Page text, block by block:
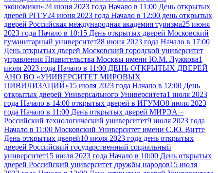
экономики»24 июня 2023 года Начало в 11:00 День открытых
дверей РГГУ24 июня 2023 года Начало в 12:00 день открытых
дверей Российская международная академия туризма25 июня
2023 года Начало в 10:15 День открытых дверей Московский
гуманитарный университет28 июня 2023 года Начало в 17:00
День открытых дверей Московский городской университет
управления Правительства Москвы имени Ю.М. Лужкова1
июля 2023 года Начало в 11:00 ДЕНЬ ОТКРЫТЫХ ДВЕРЕЙ
АНО ВО «УНИВЕРСИТЕТ МИРОВЫХ
ЦИВИЛИЗАЦИЙ»15 июля 2023 года Начало в 12:00 День
открытых дверей Универсального Университета1 июля 2023
года Начало в 14:00 открытых дверей в ИГУМО8 июля 2023
года Начало в 11:00 День открытых дверей МИРЭА –
Российский технологический университет9 июля 2023 года
Начало в 11:00 Московский Университет имени С.Ю. Витте
День открытых дверей10 июля 2023 года день открытых
дверей Российский государственный социальный
университет15 июля 2023 года Начало в 10:00 День открытых
дверей Российский университет дружбы народов15 июля